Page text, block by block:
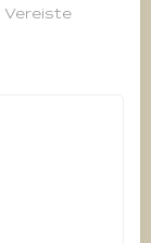
Vereiste